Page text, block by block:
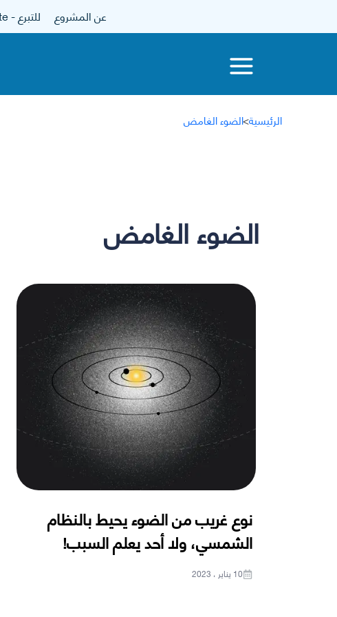
عن المشروع للتبرع - donate
الرئيسية>الضوء الغامض
الضوء الغامض
نوع غريب من الضوء يحيط بالنظام
الشمسي، ولا أحد يعلم السبب!
10 يناير ، 2023